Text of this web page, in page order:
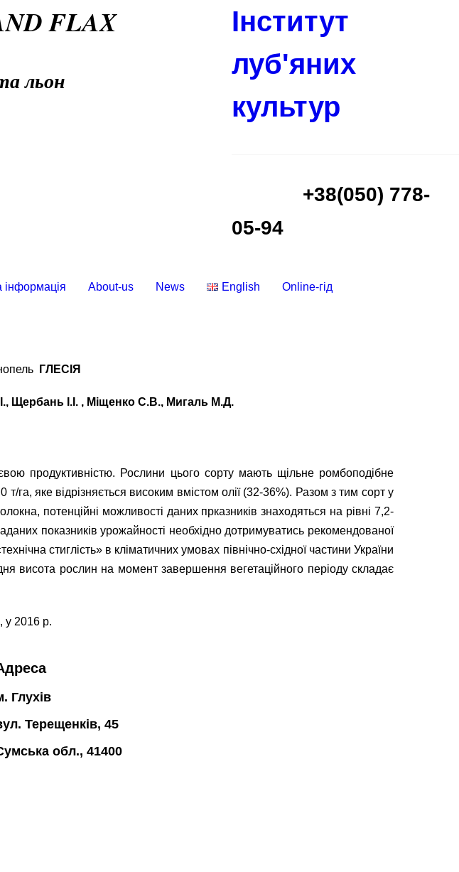
FLAX
льон
Інститут
луб'яних
культур
+38(050) 778-
05-94
інформація About-us News English Online-гід
ГЛЕСІЯ
Щербань І.І. , Міщенко С.В., Мигаль М.Д.
продуктивністю. Рослини цього сорту мають щільне ромбоподібне
га, яке відрізняється високим вмістом олії (32-36%). Разом з тим сорт у
потенційні можливості даних прказників знаходяться на рівні 7,2-
показників урожайності необхідно дотримуватись рекомендованої
стиглість» в кліматичних умовах північно-східної частини України
висота рослин на момент завершення вегетаційного періоду складає
у 2016 р.
Глухів
Терещенків, 45
обл., 41400